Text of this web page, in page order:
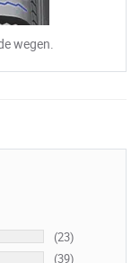
wegen.
(23)
(39)